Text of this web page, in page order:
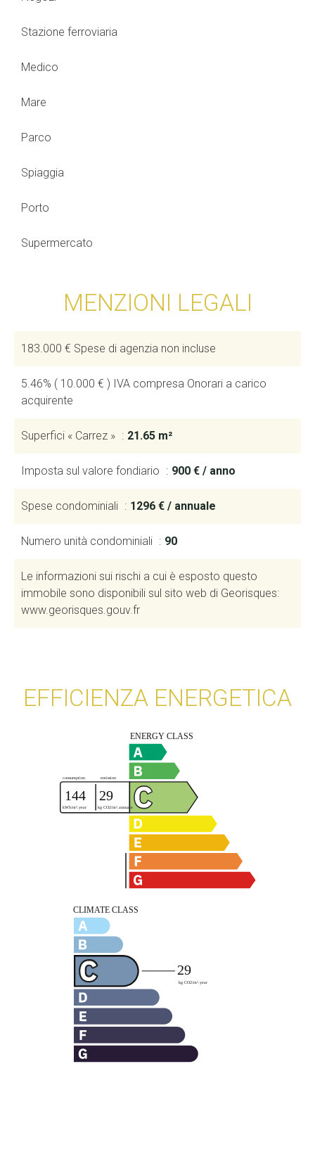
Stazione ferroviaria
Medico
Mare
Parco
Spiaggia
Porto
Supermercato
MENZIONI LEGALI
183.000 € Spese di agenzia non incluse
5.46% ( 10.000 € ) IVA compresa Onorari a carico
acquirente
Superfici « Carrez » 21.65 m²
Imposta sul valore fondiario 900 € / anno
Spese condominiali 1296 € / annuale
Numero unità condominiali 90
Le informazioni sui rischi a cui è esposto questo
immobile sono disponibili sul sito web di Georisques:
www.georisques.gouv.fr
EFFICIENZA ENERGETICA